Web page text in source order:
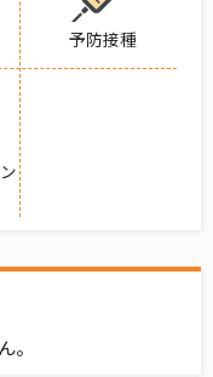
予防接種
。